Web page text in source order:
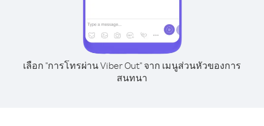
เลือก "การโทรผ่าน Viber Out" จาก เมนูส่วนหัวของการ
สนทนา